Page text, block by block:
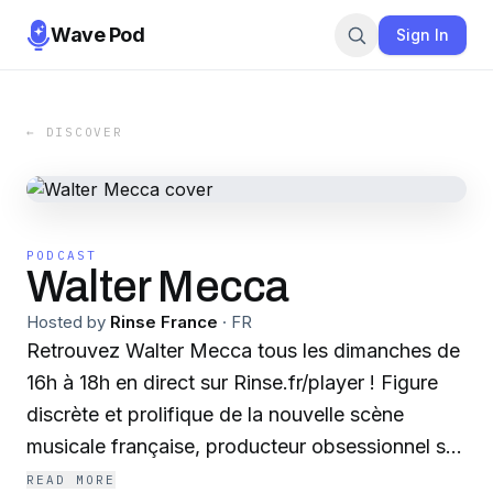
Wave Pod Sign In
← DISCOVER
PODCAST
Walter Mecca
Hosted by Rinse France · FR
Retrouvez Walter Mecca tous les dimanches de
16h à 18h en direct sur Rinse.fr/player ! Figure
discrète et prolifique de la nouvelle scène
musicale française, producteur obsessionnel se
nourrissant principalement de muesli, de petits
READ MORE